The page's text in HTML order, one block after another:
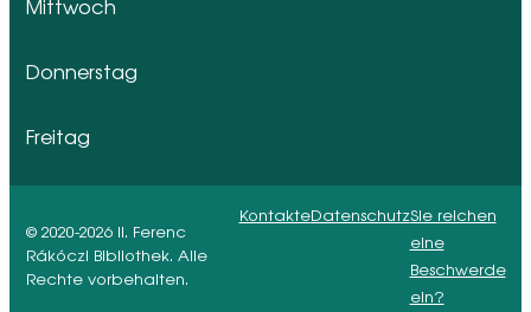
Donnerstag
Freitag
© 2020-2026 II. Ferenc
Rákóczi Bibliothek. Alle
Rechte vorbehalten.
KontakteDatenschutzSie reichen
eine
Beschwerde
ein?